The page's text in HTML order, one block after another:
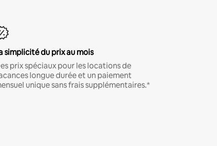
simplicité du prix au mois
prix spéciaux pour les locations de
longue durée et un paiement
unique sans frais supplémentaires.*